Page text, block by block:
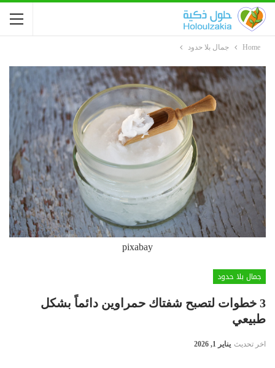
Home جمال بلا حدود
pixabay
جمال بلا حدود
3 خطوات لتصبح شفتاك حمراوين دائماً بشكل
طبيعي
اخر تحديث يناير 1, 2026